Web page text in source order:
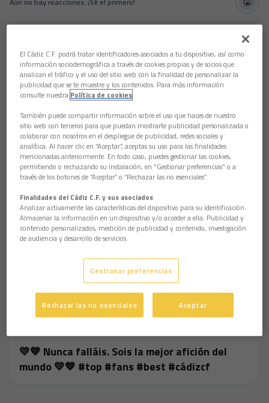
💛💙 Nunca falláis. Sois la mejor afición del
mundo 💛💙 #top #fans #best #cádizcf
El Cádiz C.F. podrá tratar identificadores asociados a tu dispositivo, así como
información sociodemográfica a través de cookies propias y de socios que
analizan el tráfico y el uso del sitio web con la finalidad de personalizar la
publicidad que se te muestre y los contenidos. Para más información
consulte nuestra Política de cookies
También puede compartir información sobre el uso que haces de nuestro
sitio web con terceros para que puedan mostrarte publicidad personalizada o
colaborar con nosotros en el despliegue de publicidad, redes sociales y
analítica. Al hacer clic en “Aceptar”, aceptas su uso para las finalidades
mencionadas anteriormente. En todo caso, puedes gestionar las cookies,
permitiendo o rechazando su instalación, en "Gestionar preferencias" o a
través de los botones de “Aceptar” o “Rechazar las no esenciales”.
Finalidades del Cádiz C.F. y sus asociados
Analizar activamente las características del dispositivo para su identificación.
Almacenar la información en un dispositivo y/o acceder a ella. Publicidad y
contenido personalizados, medición de publicidad y contenido, investigación
de audiencia y desarrollo de servicios.
Gestionar preferencias
Rechazar las no esenciales Aceptar